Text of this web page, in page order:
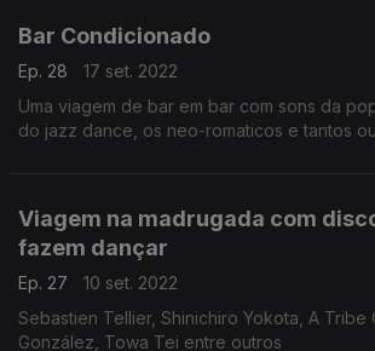
Bar Condicionado
Ep. 28
17 set. 2022
Uma viagem de bar em bar com sons da
do jazz dance, os neo-romaticos e tantos
Viagem na madrugada com
fazem dançar
Ep. 27
10 set. 2022
Sebastien Tellier, Shinichiro Yokota, A Tribe
González, Towa Tei entre outros